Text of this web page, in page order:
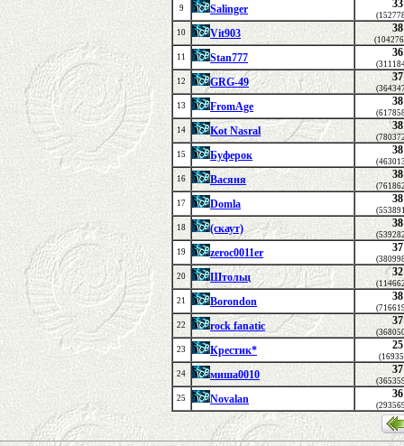
9
Salinger 33
10
Vit903 38
11
Stan777 36
12
GRG-49 37
13
FromAge 38
14
Kot Nasral 38
15
Буферок 38
16
Васяня 38
17
Domla 38
18
(скаут) 38
19
zeroc0011er 37
20
Штольц 32
21
Borondon 38
22
rock fanatic 37
23
Крестик* 25
24
миша0010 37
25
Novalan 36